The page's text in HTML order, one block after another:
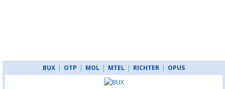
BUX | OTP | MOL | MTEL | RICHTER | OPUS